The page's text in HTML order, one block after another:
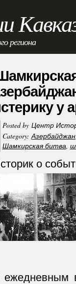
региона
у
Posted by Центр
Category:Азербайджан
Шамкирская битва,
о
ежедневным